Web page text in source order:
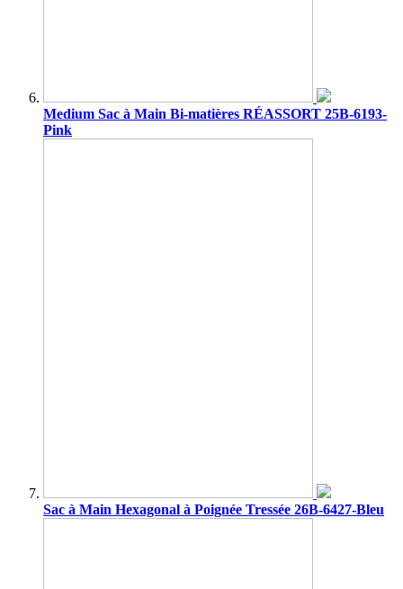
Medium Sac à Main Bi-matières RÉASSORT 25B-6193-
Pink
Sac à Main Hexagonal à Poignée Tressée 26B-6427-Bleu